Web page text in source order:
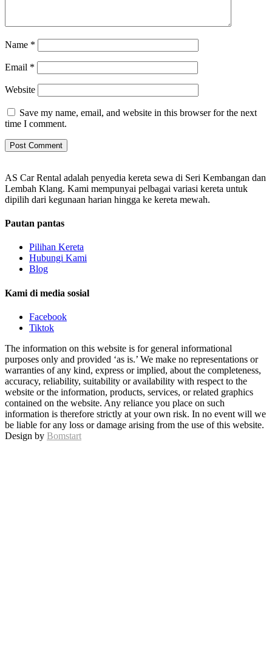
Name *
Email *
Website
Save my name, email, and website in this browser for the next
time I comment.
AS Car Rental adalah penyedia kereta sewa di Seri Kembangan dan
Lembah Klang. Kami mempunyai pelbagai variasi kereta untuk
dipilih dari kegunaan harian hingga ke kereta mewah.
Pautan pantas
Pilihan Kereta
Hubungi Kami
Blog
Kami di media sosial
Facebook
Tiktok
The information on this website is for general informational
purposes only and provided ‘as is.’ We make no representations or
warranties of any kind, express or implied, about the completeness,
accuracy, reliability, suitability or availability with respect to the
website or the information, products, services, or related graphics
contained on the website. Any reliance you place on such
information is therefore strictly at your own risk. In no event will we
be liable for any loss or damage arising from the use of this website.
Design by Bomstart